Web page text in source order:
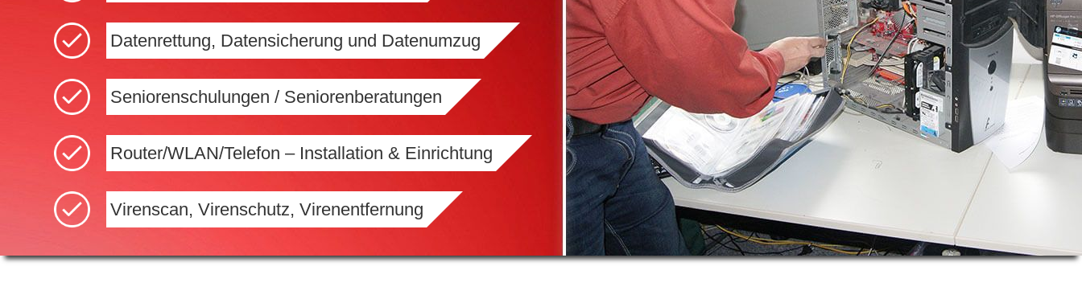
Datenrettung, Datensicherung und Datenumzug
Seniorenschulungen / Seniorenberatungen
Router/WLAN/Telefon – Installation & Einrichtung
Virenscan, Virenschutz, Virenentfernung